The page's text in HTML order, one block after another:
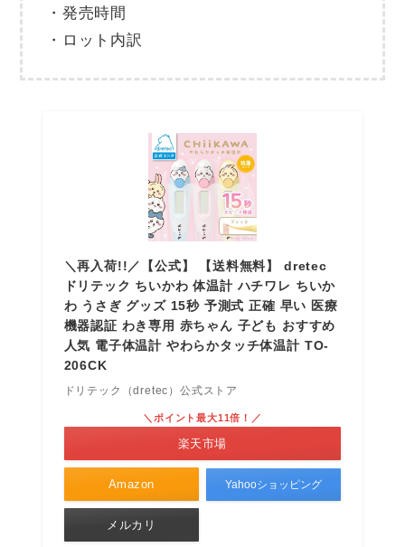
・発売時間
・ロット内訳
＼再入荷!!／【公式】 【送料無料】 dretec
ドリテック ちいかわ 体温計 ハチワレ ちいか
わ うさぎ グッズ 15秒 予測式 正確 早い 医療
機器認証 わき専用 赤ちゃん 子ども おすすめ
人気 電子体温計 やわらかタッチ体温計 TO-
206CK
ドリテック（dretec）公式ストア
Amazon
＼ポイント最大11倍！／
楽天市場
Yahooショッピング
メルカリ